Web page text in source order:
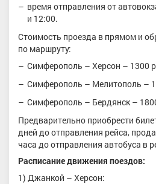
время отправления от
и 12:00.
Стоимость проезда в прямом и
по маршруту:
Симферополь – Херсон – 1300
Симферополь – Мелитополь –
Симферополь – Бердянск –
Предварительно приобрести
дней до отправления рейса,
часа до отправления автобуса в
Расписание движения поездов:
1) Джанкой – Херсон: